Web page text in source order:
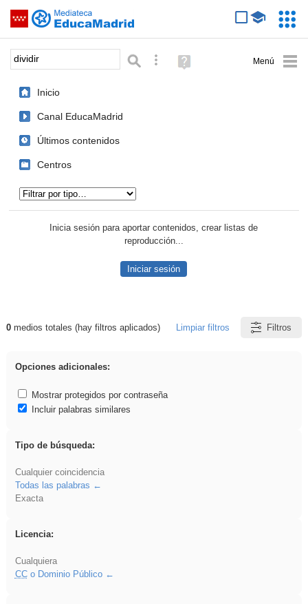
Saltar navegación
Palabra o frase: Búsqueda avanzada
Ayuda
(en
Inicio
Canal EducaMadrid
Últimos contenidos
Centros
Inicia sesión para aportar contenidos, crear listas de
reproducción...
Iniciar sesión
Resultados de: dividir
0medios totales (hay filtros aplicados) Limpiar filtros Filtros
Opciones adicionales:
Mostrar protegidos por contraseña
Incluir palabras similares
Tipo de búsqueda:
Cualquier coincidencia
Todas las palabras
Exacta
Licencia:
Cualquiera
CCo Dominio Público